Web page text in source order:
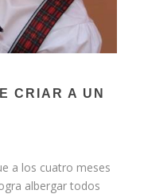
CRIAR A UN
a los cuatro meses
albergar todos